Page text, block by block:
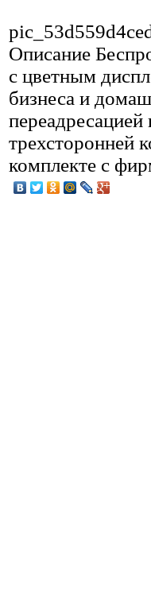
Описание
с цветным
бизнеса и
трехсторонней
комплекте с